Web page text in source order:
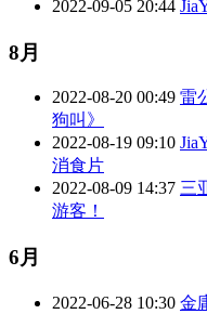
2022-09-05 20:44
8月
2022-08-20 00:49 雷
狗叫》
2022-08-19 09:10
消食片
2022-08-09 14:37 三
游客！
6月
2022-06-28 10:30 金